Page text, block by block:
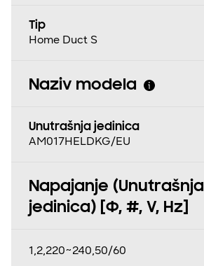
Tip
Home Duct S
Naziv modela
Unutrašnja jedinica
AM017HELDKG/EU
Napajanje (Unutrašnja
jedinica) [Φ, #, V, Hz]
1,2,220~240,50/60